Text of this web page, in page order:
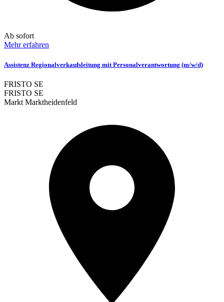
Ab sofort
Mehr erfahren
Assistenz Regionalverkaufsleitung mit Personalverantwortung (m/w/d)
FRISTO SE
FRISTO SE
Markt Marktheidenfeld